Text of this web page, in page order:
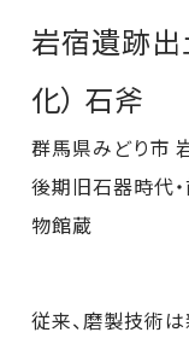
岩宿遺跡
化） 石斧
群馬県みどり市
後期旧石器時代
物館蔵
従来、磨製技術